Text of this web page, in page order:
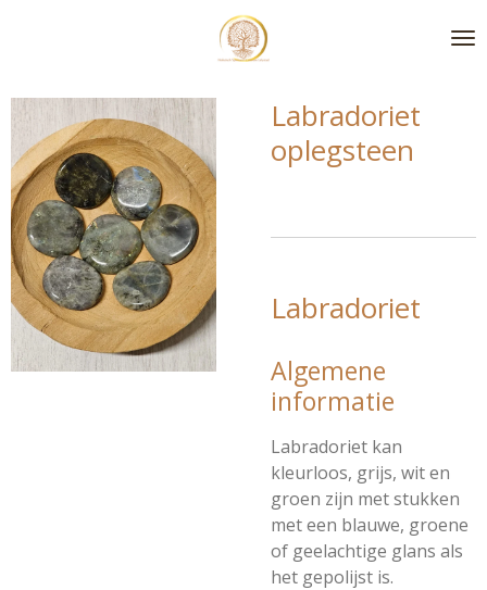
de
hoofdinhoud
Labradoriet
oplegsteen
Labradoriet
Algemene
informatie
Labradoriet kan
kleurloos, grijs, wit en
groen zijn met stukken
met een blauwe, groene
of geelachtige glans als
het gepolijst is.